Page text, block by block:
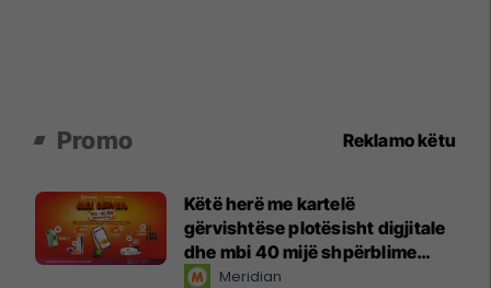
Promo Reklamo këtu
Këtë herë me kartelë
gërvishtëse plotësisht digjitale
dhe mbi 40 mijë shpërblime
instant!Meridian